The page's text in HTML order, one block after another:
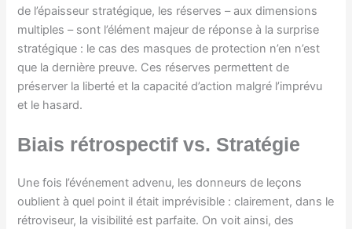
de l’épaisseur stratégique, les réserves – aux dimensions
multiples – sont l’élément majeur de réponse à la surprise
stratégique : le cas des masques de protection n’en n’est
que la dernière preuve. Ces réserves permettent de
préserver la liberté et la capacité d’action malgré l’imprévu
et le hasard.
Biais rétrospectif vs. Stratégie
Une fois l’événement advenu, les donneurs de leçons
oublient à quel point il était imprévisible : clairement, dans le
rétroviseur, la visibilité est parfaite. On voit ainsi, des